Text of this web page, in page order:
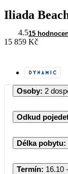
Iliada
4.515
15 859 Kč
Osoby: 2
Odkud
Délka pobytu:
Termín: 16.10